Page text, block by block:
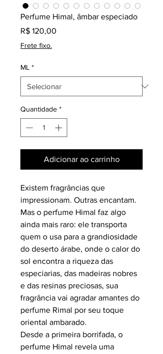
Perfume Himal, âmbar especiado
R$ 120,00
Frete fixo.
ML *
Quantidade *
Adicionar ao carrinho
Existem fragrâncias que
impressionam. Outras encantam.
Mas o perfume Himal faz algo
ainda mais raro: ele transporta
quem o usa para a grandiosidade
do deserto árabe, onde o calor do
sol encontra a riqueza das
especiarias, das madeiras nobres
e das resinas preciosas, sua
fragrância vai agradar amantes do
perfume Rimal por seu toque
oriental ambarado.
Desde a primeira borrifada, o
perfume Himal revela uma